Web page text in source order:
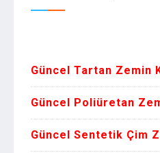
Güncel Tartan Zemin
Güncel Poliüretan
Güncel Sentetik Çim